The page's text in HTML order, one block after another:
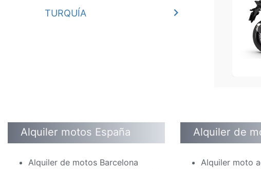
TURQUÍA
Alquiler motos España
Alquiler de motos Barcelona
Alquiler de
Alquiler moto